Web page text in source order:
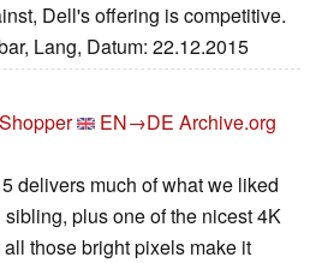
Dell's offering is competitive.
Lang, Datum: 22.12.2015
EN→DE Archive.org
delivers much of what we liked
plus one of the nicest 4K
those bright pixels make it